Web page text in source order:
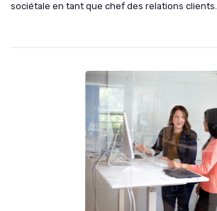
sociétale en tant que chef des relations clients.